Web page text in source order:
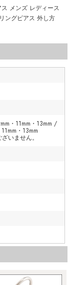
メンズ レディース
ングピアス 外し方
・11mm・13mm /
・13mm
いません。